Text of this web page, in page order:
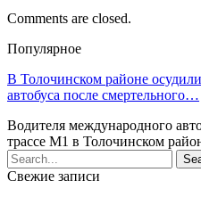
Comments are closed.
Популярное
В Толочинском районе
автобуса после смертельного…
Водителя международного
трассе М1 в Толочинском
Свежие записи